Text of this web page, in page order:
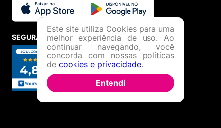
SEGURANÇA E CREDIBILIDADE
Este site utiliza Cookies para uma
melhor experiência de uso. Ao
continuar navegando, você
concorda com nossas políticas
de cookies e privacidade.
Entendi